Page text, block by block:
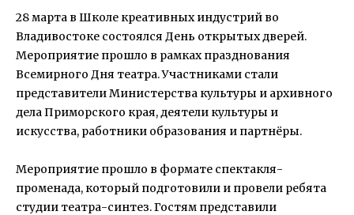
28 марта в Школе креативных индустрий во
Владивостоке состоялся День открытых дверей.
Мероприятие прошло в рамках празднования
Всемирного Дня театра. Участниками стали
представители Министерства культуры и архивного
дела Приморского края, деятели культуры и
искусства, работники образования и партнёры.
Мероприятие прошло в формате спектакля-
променада, который подготовили и провели ребята
студии театра-синтез. Гостям представили